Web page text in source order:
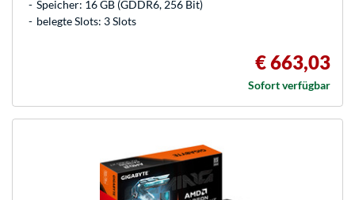
Speicher: 16 GB (GDDR6, 256 Bit)
belegte Slots: 3 Slots
€ 663,03
Sofort verfügbar